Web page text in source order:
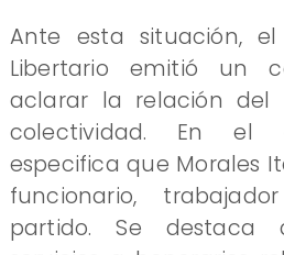
Ante esta situación, el
Libertario emitió un
aclarar la relación
colectividad. En el
especifica que Morales
funcionario,
partido. Se destaca